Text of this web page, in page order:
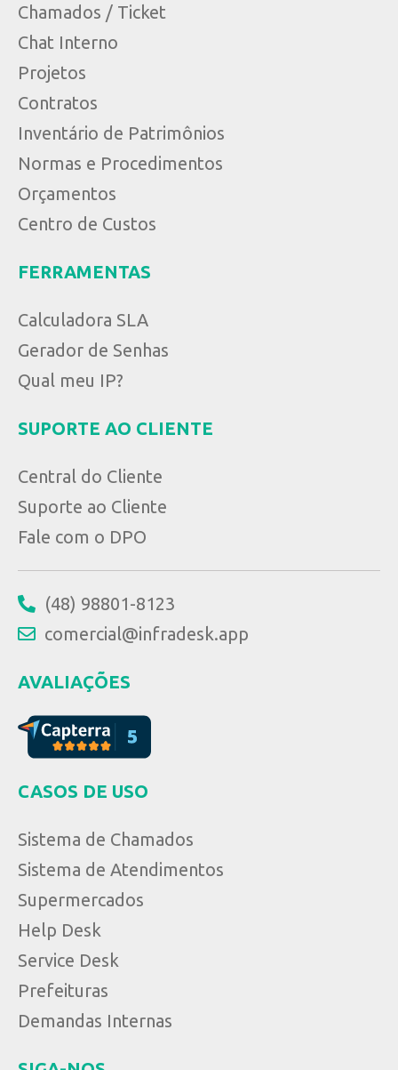
Chamados / Ticket
Chat Interno
Projetos
Contratos
Inventário de Patrimônios
Normas e Procedimentos
Orçamentos
Centro de Custos
FERRAMENTAS
Calculadora SLA
Gerador de Senhas
Qual meu IP?
SUPORTE AO CLIENTE
Central do Cliente
Suporte ao Cliente
Fale com o DPO
(48) 98801-8123
comercial@infradesk.app
AVALIAÇÕES
CASOS DE USO
Sistema de Chamados
Sistema de Atendimentos
Supermercados
Help Desk
Service Desk
Prefeituras
Demandas Internas